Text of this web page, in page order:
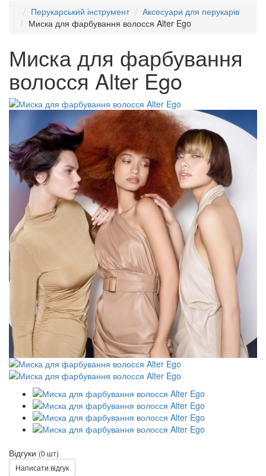
Перукарський інструмент
Аксесуари для перукарів
Миска для фарбування волосся Alter Ego
Миска для фарбування
волосся Alter Ego
Відгуки (0 шт)
Написати відгук